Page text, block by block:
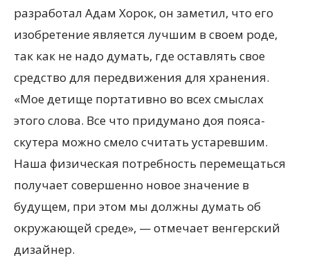
разработал Адам Хорок, он заметил, что его
изобретение является лучшим в своем роде,
так как не надо думать, где оставлять свое
средство для передвижения для хранения.
«Мое детище портативно во всех смыслах
этого слова. Все что придумано доя пояса-
скутера можно смело считать устаревшим.
Наша физическая потребность перемещаться
получает совершенно новое значение в
будущем, при этом мы должны думать об
окружающей среде», — отмечает венгерский
дизайнер.